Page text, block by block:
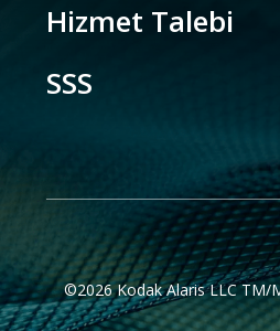
Hizmet Talebi
SSS
©2026 Kodak Alaris LLC TM/